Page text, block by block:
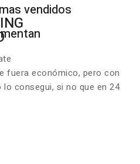
vendidos
fuera económico, pero con
consegui, si no que en 24